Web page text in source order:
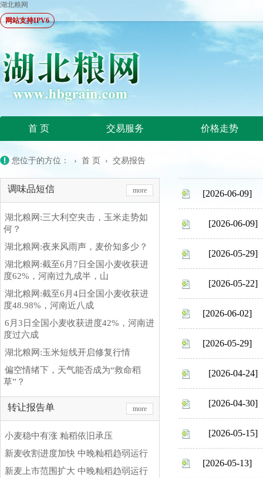
湖北粮网
网站支持IPV6
首 页 交易服务 价格走势
您位于的方位： › 首 页 › 交易报告
调味品短信 more
湖北粮网:三大利空夹击，玉米走势如
何？
湖北粮网:夜来风雨声，麦价知多少？
湖北粮网:截至6月7日全国小麦收获进
度62%，河南过九成半，山
湖北粮网:截至6月4日全国小麦收获进
度48.98%，河南近八成
6月3日全国小麦收获进度42%，河南进
度过六成
湖北粮网:玉米短线开启修复行情
偏空情绪下，天气能否成为“救命稻
草”？
转让报告单 more
小麦稳中有涨 籼稻依旧承压
新麦收割进度加快 中晚籼稻趋弱运行
新麦上市范围扩大 中晚籼稻趋弱运行
[2026-06-09]
[2026-06-09]
[2026-05-29]
[2026-05-22]
[2026-06-02]
[2026-05-29]
[2026-04-24]
[2026-04-30]
[2026-05-15]
[2026-05-13]